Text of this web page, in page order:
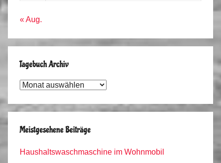
« Aug.
Tagebuch Archiv
Tagebuch
Meistgesehene Beiträge
Haushaltswaschmaschine im Wohnmobil